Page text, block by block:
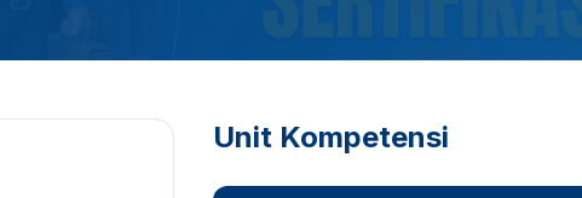
Unit Kompetensi